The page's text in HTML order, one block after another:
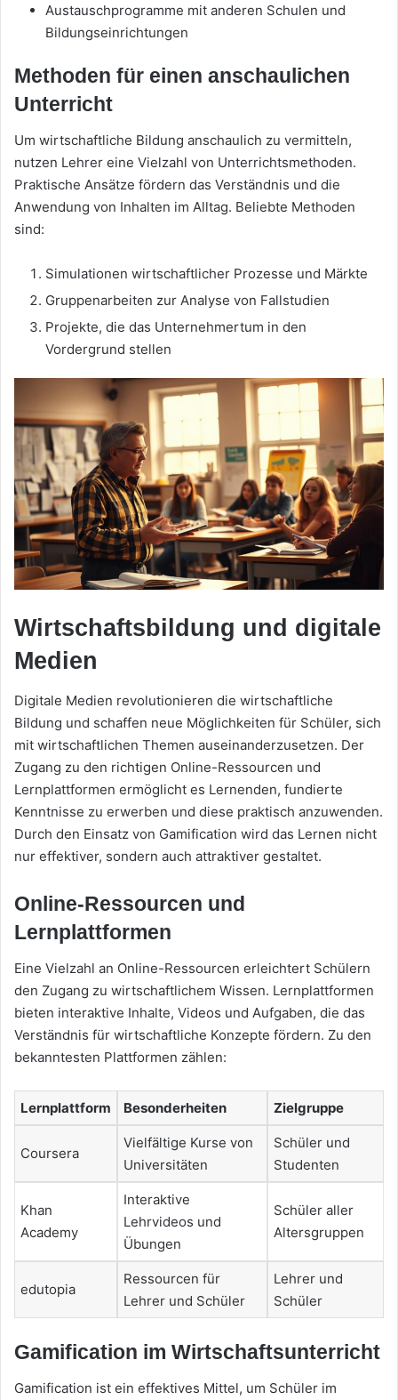
Austauschprogramme mit anderen Schulen und
Bildungseinrichtungen
Methoden für einen anschaulichen
Unterricht
Um wirtschaftliche Bildung anschaulich zu vermitteln,
nutzen Lehrer eine Vielzahl von Unterrichtsmethoden.
Praktische Ansätze fördern das Verständnis und die
Anwendung von Inhalten im Alltag. Beliebte Methoden
sind:
Simulationen wirtschaftlicher Prozesse und Märkte
Gruppenarbeiten zur Analyse von Fallstudien
Projekte, die das Unternehmertum in den
Vordergrund stellen
Wirtschaftsbildung und digitale
Medien
Digitale Medien revolutionieren die wirtschaftliche
Bildung und schaffen neue Möglichkeiten für Schüler, sich
mit wirtschaftlichen Themen auseinanderzusetzen. Der
Zugang zu den richtigen Online-Ressourcen und
Lernplattformen ermöglicht es Lernenden, fundierte
Kenntnisse zu erwerben und diese praktisch anzuwenden.
Durch den Einsatz von Gamification wird das Lernen nicht
nur effektiver, sondern auch attraktiver gestaltet.
Online-Ressourcen und
Lernplattformen
Eine Vielzahl an Online-Ressourcen erleichtert Schülern
den Zugang zu wirtschaftlichem Wissen. Lernplattformen
bieten interaktive Inhalte, Videos und Aufgaben, die das
Verständnis für wirtschaftliche Konzepte fördern. Zu den
bekanntesten Plattformen zählen:
Lernplattform Besonderheiten Zielgruppe
Coursera
Vielfältige Kurse von
Universitäten
Schüler und
Studenten
Khan
Academy
Interaktive
Lehrvideos und
Übungen
Schüler aller
Altersgruppen
edutopia
Ressourcen für
Lehrer und Schüler
Lehrer und
Schüler
Gamification im Wirtschaftsunterricht
Gamification ist ein effektives Mittel, um Schüler im